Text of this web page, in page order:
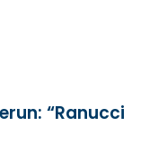
“Ranucci